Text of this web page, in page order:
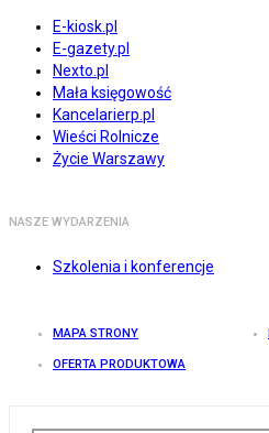
E-kiosk.pl
E-gazety.pl
Nexto.pl
Mała księgowość
Kancelarierp.pl
Wieści Rolnicze
Życie Warszawy
NASZE WYDARZENIA
Szkolenia i konferencje
MAPA STRONY
OFERTA PRODUKTOWA